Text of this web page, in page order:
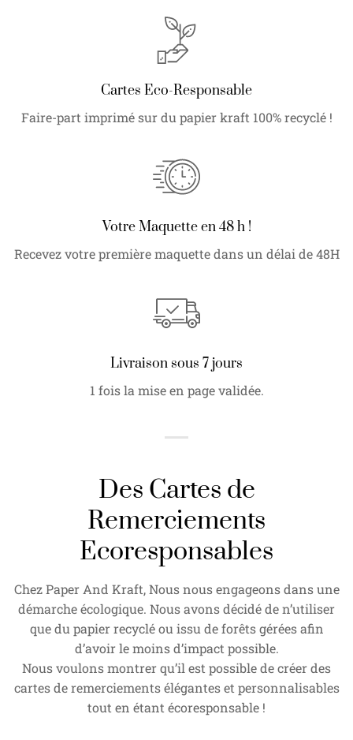
Cartes Eco-Responsable
Faire-part imprimé sur du papier kraft 100% recyclé !
Votre Maquette en 48 h !
Recevez votre première maquette dans un délai de 48H
Livraison sous 7 jours
1 fois la mise en page validée.
Des Cartes de
Remerciements
Ecoresponsables
Chez Paper And Kraft, Nous nous engageons dans une
démarche écologique. Nous avons décidé de n’utiliser
que du papier recyclé ou issu de forêts gérées afin
d’avoir le moins d’impact possible.
Nous voulons montrer qu’il est possible de créer des
cartes de remerciements élégantes et personnalisables
tout en étant écoresponsable !